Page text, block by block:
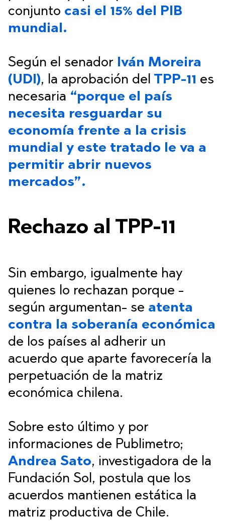
conjunto casi el 15% del PIB
mundial.
Según el senador Iván Moreira
(UDI), la aprobación del TPP-11 es
necesaria “porque el país
necesita resguardar su
economía frente a la crisis
mundial y este tratado le va a
permitir abrir nuevos
mercados”.
Rechazo al TPP-11
Sin embargo, igualmente hay
quienes lo rechazan porque -
según argumentan- se atenta
contra la soberanía económica
de los países al adherir un
acuerdo que aparte favorecería la
perpetuación de la matriz
económica chilena.
Sobre esto último y por
informaciones de Publimetro;
Andrea Sato, investigadora de la
Fundación Sol, postula que los
acuerdos mantienen estática la
matriz productiva de Chile.